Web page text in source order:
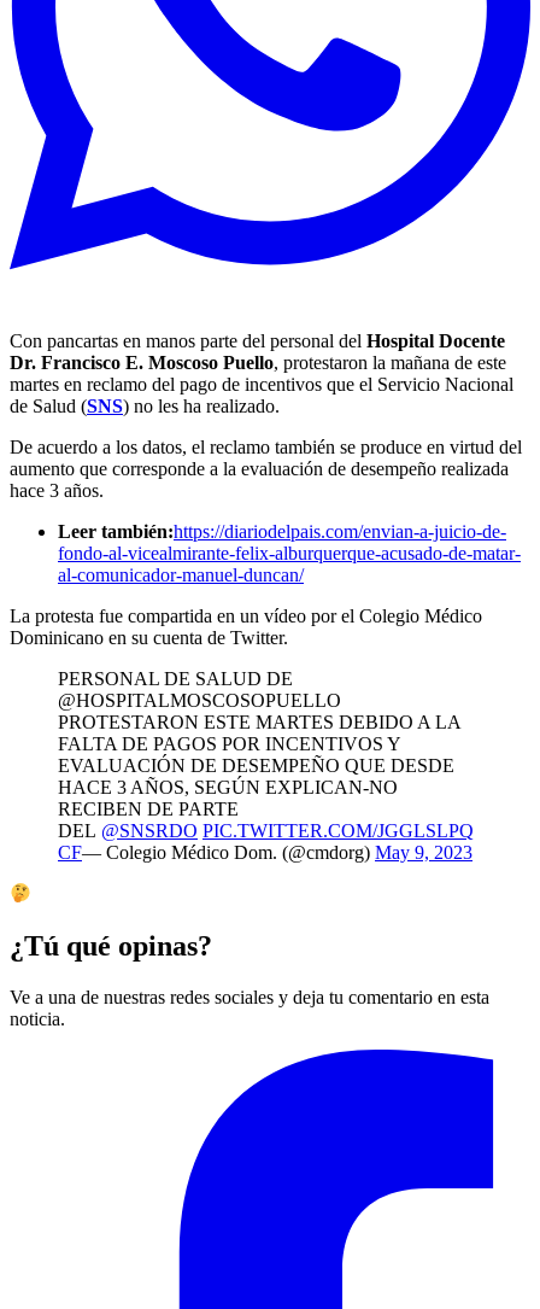
Con pancartas en manos parte del personal del Hospital Docente
Dr. Francisco E. Moscoso Puello, protestaron la mañana de este
martes en reclamo del pago de incentivos que el Servicio Nacional
de Salud (SNS) no les ha realizado.
De acuerdo a los datos, el reclamo también se produce en virtud del
aumento que corresponde a la evaluación de desempeño realizada
hace 3 años.
Leer también:https://diariodelpais.com/envian-a-juicio-de-
fondo-al-vicealmirante-felix-alburquerque-acusado-de-matar-
al-comunicador-manuel-duncan/
La protesta fue compartida en un vídeo por el Colegio Médico
Dominicano en su cuenta de Twitter.
PERSONAL DE SALUD DE
@HOSPITALMOSCOSOPUELLO
PROTESTARON ESTE MARTES DEBIDO A LA
FALTA DE PAGOS POR INCENTIVOS Y
EVALUACIÓN DE DESEMPEÑO QUE DESDE
HACE 3 AÑOS, SEGÚN EXPLICAN-NO
RECIBEN DE PARTE
DEL @SNSRDO PIC.TWITTER.COM/JGGLSLPQ
CF— Colegio Médico Dom. (@cmdorg) May 9, 2023
¿Tú qué opinas?
Ve a una de nuestras redes sociales y deja tu comentario en esta
noticia.